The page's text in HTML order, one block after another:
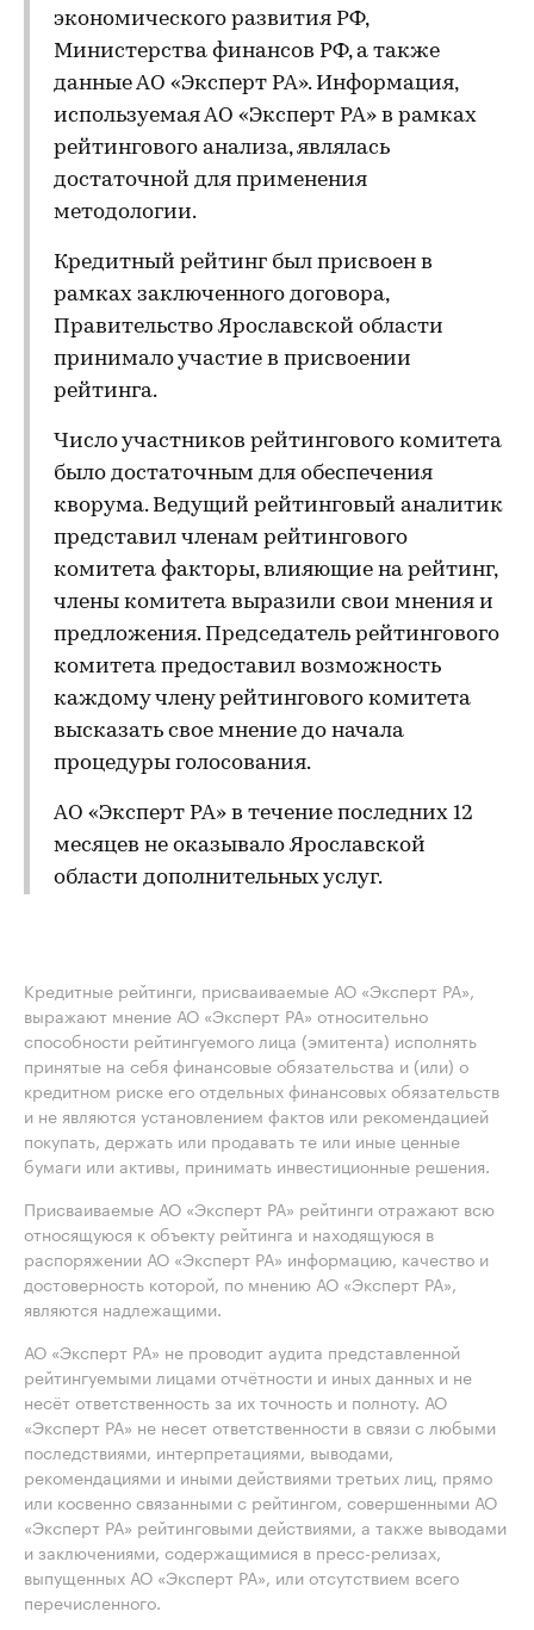
экономического развития РФ,
Министерства финансов РФ, а также
данные АО «Эксперт РА». Информация,
используемая АО «Эксперт РА» в рамках
рейтингового анализа, являлась
достаточной для применения
методологии.
Кредитный рейтинг был присвоен в
рамках заключенного договора,
Правительство Ярославской области
принимало участие в присвоении
рейтинга.
Число участников рейтингового комитета
было достаточным для обеспечения
кворума. Ведущий рейтинговый аналитик
представил членам рейтингового
комитета факторы, влияющие на рейтинг,
члены комитета выразили свои мнения и
предложения. Председатель рейтингового
комитета предоставил возможность
каждому члену рейтингового комитета
высказать свое мнение до начала
процедуры голосования.
АО «Эксперт РА» в течение последних 12
месяцев не оказывало Ярославской
области дополнительных услуг.
Кредитные рейтинги, присваиваемые АО «Эксперт РА»,
выражают мнение АО «Эксперт РА» относительно
способности рейтингуемого лица (эмитента) исполнять
принятые на себя финансовые обязательства и (или) о
кредитном риске его отдельных финансовых обязательств
и не являются установлением фактов или рекомендацией
покупать, держать или продавать те или иные ценные
бумаги или активы, принимать инвестиционные решения.
Присваиваемые АО «Эксперт РА» рейтинги отражают всю
относящуюся к объекту рейтинга и находящуюся в
распоряжении АО «Эксперт РА» информацию, качество и
достоверность которой, по мнению АО «Эксперт РА»,
являются надлежащими.
АО «Эксперт РА» не проводит аудита представленной
рейтингуемыми лицами отчётности и иных данных и не
несёт ответственность за их точность и полноту. АО
«Эксперт РА» не несет ответственности в связи с любыми
последствиями, интерпретациями, выводами,
рекомендациями и иными действиями третьих лиц, прямо
или косвенно связанными с рейтингом, совершенными АО
«Эксперт РА» рейтинговыми действиями, а также выводами
и заключениями, содержащимися в пресс-релизах,
выпущенных АО «Эксперт РА», или отсутствием всего
перечисленного.